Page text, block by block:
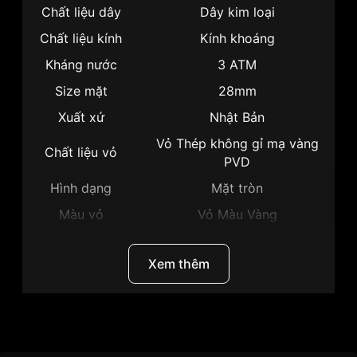
Chất liệu dây
Dây kim loại
Chất liệu kính
Kính khoáng
Kháng nước
3 ATM
Size mặt
28mm
Xuất xứ
Nhật Bản
Chất liệu vỏ
Vỏ Thép không gỉ mạ vàng
PVD
Hình dạng
Mặt tròn
Màu vỏ
Vỏ Màu Vàng
Thời trang
Giờ, Phút, Giây
Xem thêm